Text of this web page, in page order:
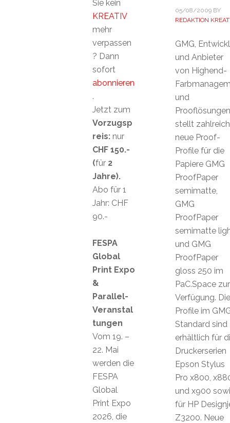
05/08/2009BY
REDAKTION
GMG,
und Anbieter
von Highend-
und
stellt
neue Proof-
Profile für die
Papiere GMG
ProofPaper
semimatte,
GMG
ProofPaper
semimatte
und GMG
ProofPaper
gloss 250 im
PaC.Space zur
Verfügung. Die
Profile im
Standard sind
erhältlich für
Druckerserien
Epson Stylus
Pro x800,
und x900
für HP
Z3200. Neue
Sie kein
KREATIV
mehr
verpassen
? Dann
sofort
abonnieren
.
Jetzt zum
Vorzugsp
reis: nur
CHF 150.-
(für 2
Jahre).
Abo für 1
Jahr: CHF
90.-
FESPA
Global
Print Expo
&
Parallel-
Veranstal
tungen
Vom 19. –
22. Mai
werden die
FESPA
Global
Print Expo
2026, die